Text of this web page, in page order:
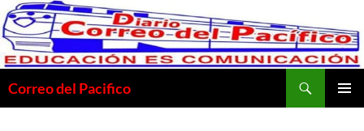
Saltar
al
contenido
Correo del Pacifico